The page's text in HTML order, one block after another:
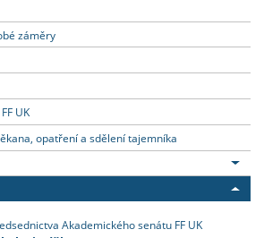
záměry
UK
opatření a sdělení tajemníka
Akademického senátu FF UK